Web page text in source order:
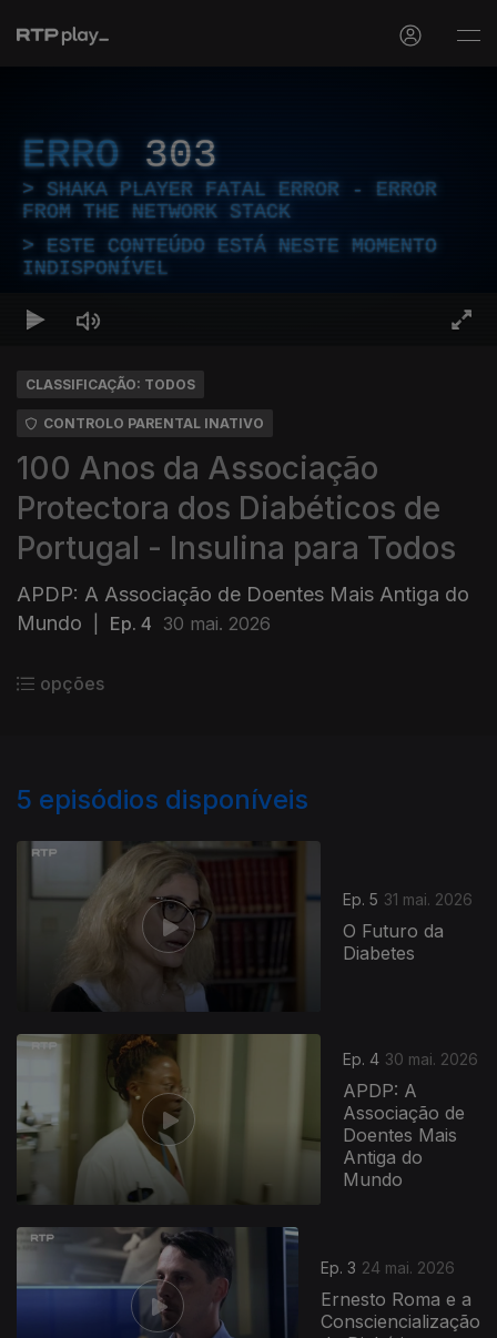
ERRO 303
SHAKA PLAYER FATAL ERROR - ERROR
FROM THE NETWORK STACK
ESTE CONTEÚDO ESTÁ NESTE MOMENTO
INDISPONÍVEL
CLASSIFICAÇÃO: TODOS
CONTROLO PARENTAL INATIVO
100 Anos da Associação
Protectora dos Diabéticos de
Portugal - Insulina para Todos
APDP: A Associação de Doentes Mais Antiga do
Mundo
Ep. 4 30 mai. 2026
opções
5 episódios disponíveis
Ep. 5 31 mai. 2026
O Futuro da
Diabetes
Ep. 4 30 mai. 2026
APDP: A
Associação de
Doentes Mais
Antiga do
Mundo
Ep. 3 24 mai. 2026
Ernesto Roma e a
Consciencialização